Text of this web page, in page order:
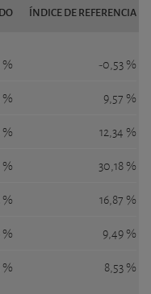
ÍNDICE DE REFERENCIA
% -0,53 %
% 9,57 %
12,34 %
% 30,18 %
% 16,87 %
% 9,49 %
% 8,53 %